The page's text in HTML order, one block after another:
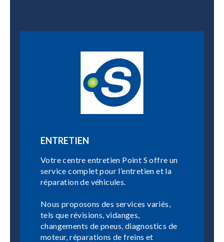
ENTRETIEN
Votre centre entretien Point S offre un
service complet pour l’entretien et la
réparation de véhicules.
Nous proposons des services variés,
tels que révisions, vidanges,
changements de pneus, diagnostics de
moteur, réparations de freins et